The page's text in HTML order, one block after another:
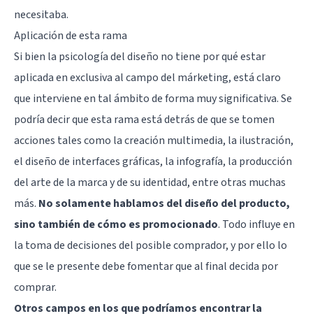
necesitaba.
Aplicación de esta rama
Si bien la psicología del diseño no tiene por qué estar
aplicada en exclusiva al campo del márketing, está claro
que interviene en tal ámbito de forma muy significativa. Se
podría decir que esta rama está detrás de que se tomen
acciones tales como la creación multimedia, la ilustración,
el diseño de interfaces gráficas, la infografía, la producción
del arte de la marca y de su identidad, entre otras muchas
más. No solamente hablamos del diseño del producto,
sino también de cómo es promocionado. Todo influye en
la toma de decisiones del posible comprador, y por ello lo
que se le presente debe fomentar que al final decida por
comprar.
Otros campos en los que podríamos encontrar la